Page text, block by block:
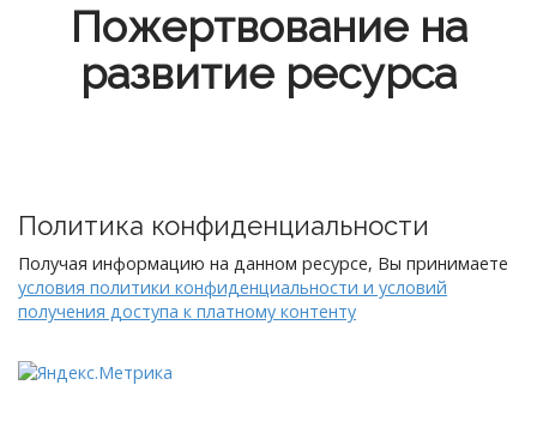
Пожертвование на
развитие ресурса
Политика конфиденциальности
Получая информацию на данном ресурсе, Вы принимаете
условия политики конфиденциальности и условий
получения доступа к платному контенту